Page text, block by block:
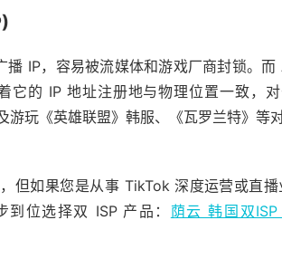
播 IP，容易被流媒体和游戏厂商封锁。
它的 IP 地址注册地与物理位置一致，
玩《英雄联盟》韩服、《瓦罗兰特》等
但如果您是从事 TikTok 深度运营或直
到位选择双 ISP 产品： 荫云 韩国双